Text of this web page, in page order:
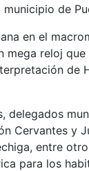
de
en el
reloj
de
delegados
Cervantes
entre
para los